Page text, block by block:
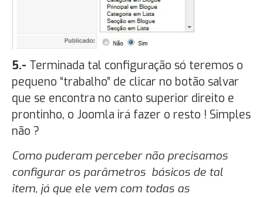
5.- Terminada tal configuração só teremos o
pequeno “trabalho” de clicar no botão salvar
que se encontra no canto superior direito e
prontinho, o Joomla irá fazer o resto ! Simples
não ?
Como puderam perceber não precisamos
configurar os parâmetros básicos de tal
item, já que ele vem com todas as